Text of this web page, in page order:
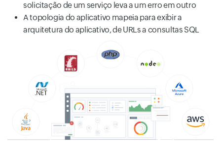
solicitação de um serviço leva a um erro em outro
A topologia do aplicativo mapeia para exibir a
arquitetura do aplicativo, de URLs a consultas SQL